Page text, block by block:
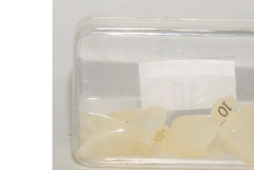
hvězdiček.